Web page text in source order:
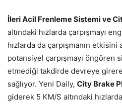
İleri Acil Frenleme Sistemi ve
altındaki hızlarda çarpışmayı
hızlarda da çarpışmanın
potansiyel çarpışmayı öngören
etmediği takdirde devreye
sağlıyor. Yeni Daily, City Brake
giderek 5 KM/S altındaki